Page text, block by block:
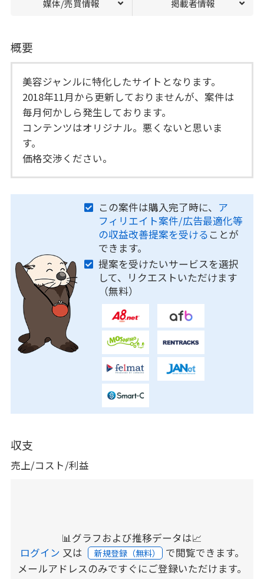
媒体/売買情報 掲載者情報
概要
美容ジャンルに特化したサイトとなります。
2018年11月から更新しておりませんが、案件は
毎月何かしら発生しております。
コンテンツはオリジナル。悪くないと思いま
す。
価格交渉ください。
この案件は購入完了時に、 ア
フィリエイト案件/広告最適化等
の収益改善提案を受ける ことが
できます。
提案を受けたいサービスを選択
して、リクエストいただけます
（無料）
収支
売上/コスト/利益
📊グラフおよび推移データは📈
ログイン 又は 新規登録（無料） で閲覧できます。
メールアドレスのみですぐにご登録いただけます。